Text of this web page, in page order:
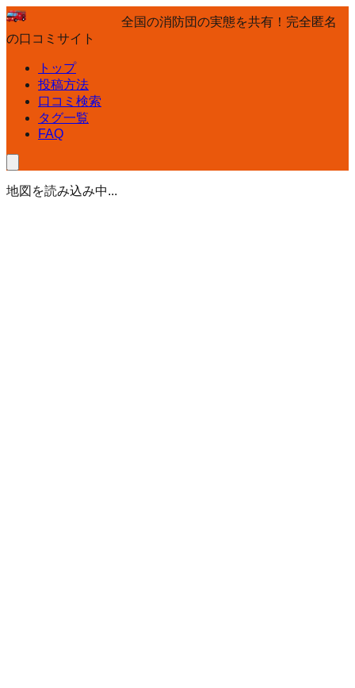
全国の消防団の実態を共有！完全匿名
の口コミサイト
トップ
投稿方法
口コミ検索
タグ一覧
FAQ
地図を読み込み中...